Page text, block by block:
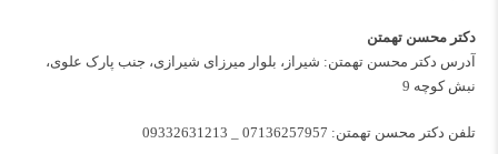
دکتر محسن تهمتن
آدرس دکتر محسن تهمتن: شیراز، بلوار میرزای شیرازی، جنب پارک علوی،
نبش کوچه 9
تلفن دکتر محسن تهمتن: 07136257957
09332631213